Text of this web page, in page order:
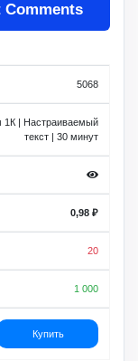
Описание
Comments
5068
1К | Настраиваемый
текст | 30 минут
0,98 ₽
20
1 000
Купить